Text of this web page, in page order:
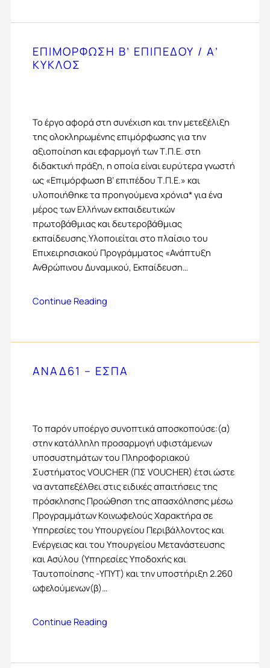
ΕΠΙΜΟΡΦΩΣΗ Β’ ΕΠΙΠΕΔΟΥ / Α’
ΚΎΚΛΟΣ
Το έργο αφορά στη συνέχιση και την μετεξέλιξη
της ολοκληρωμένης επιμόρφωσης για την
αξιοποίηση και εφαρμογή των Τ.Π.Ε. στη
διδακτική πράξη, η οποία είναι ευρύτερα γνωστή
ως «Επιμόρφωση Β’ επιπέδου Τ.Π.Ε.» και
υλοποιήθηκε τα προηγούμενα χρόνια* για ένα
μέρος των Ελλήνων εκπαιδευτικών
πρωτοβάθμιας και δευτεροβάθμιας
εκπαίδευσης.Υλοποιείται στο πλαίσιο του
Επιχειρησιακού Προγράμματος «Ανάπτυξη
Ανθρώπινου Δυναμικού, Εκπαίδευση…
Continue Reading
ΑΝΑΔ61 – ΕΣΠΑ
Το παρόν υποέργο συνοπτικά αποσκοπούσε:(α)
στην κατάλληλη προσαρμογή υφιστάμενων
υποσυστημάτων του Πληροφοριακού
Συστήματος VOUCHER (ΠΣ VOUCHER) έτσι ώστε
να ανταπεξέλθει στις ειδικές απαιτήσεις της
πρόσκλησης Προώθηση της απασχόλησης μέσω
Προγραμμάτων Κοινωφελούς Χαρακτήρα σε
Υπηρεσίες του Υπουργείου Περιβάλλοντος και
Ενέργειας και του Υπουργείου Μετανάστευσης
και Ασύλου (Υπηρεσίες Υποδοχής και
Ταυτοποίησης -ΥΠΥΤ) και την υποστήριξη 2.260
ωφελούμενων(β)…
Continue Reading